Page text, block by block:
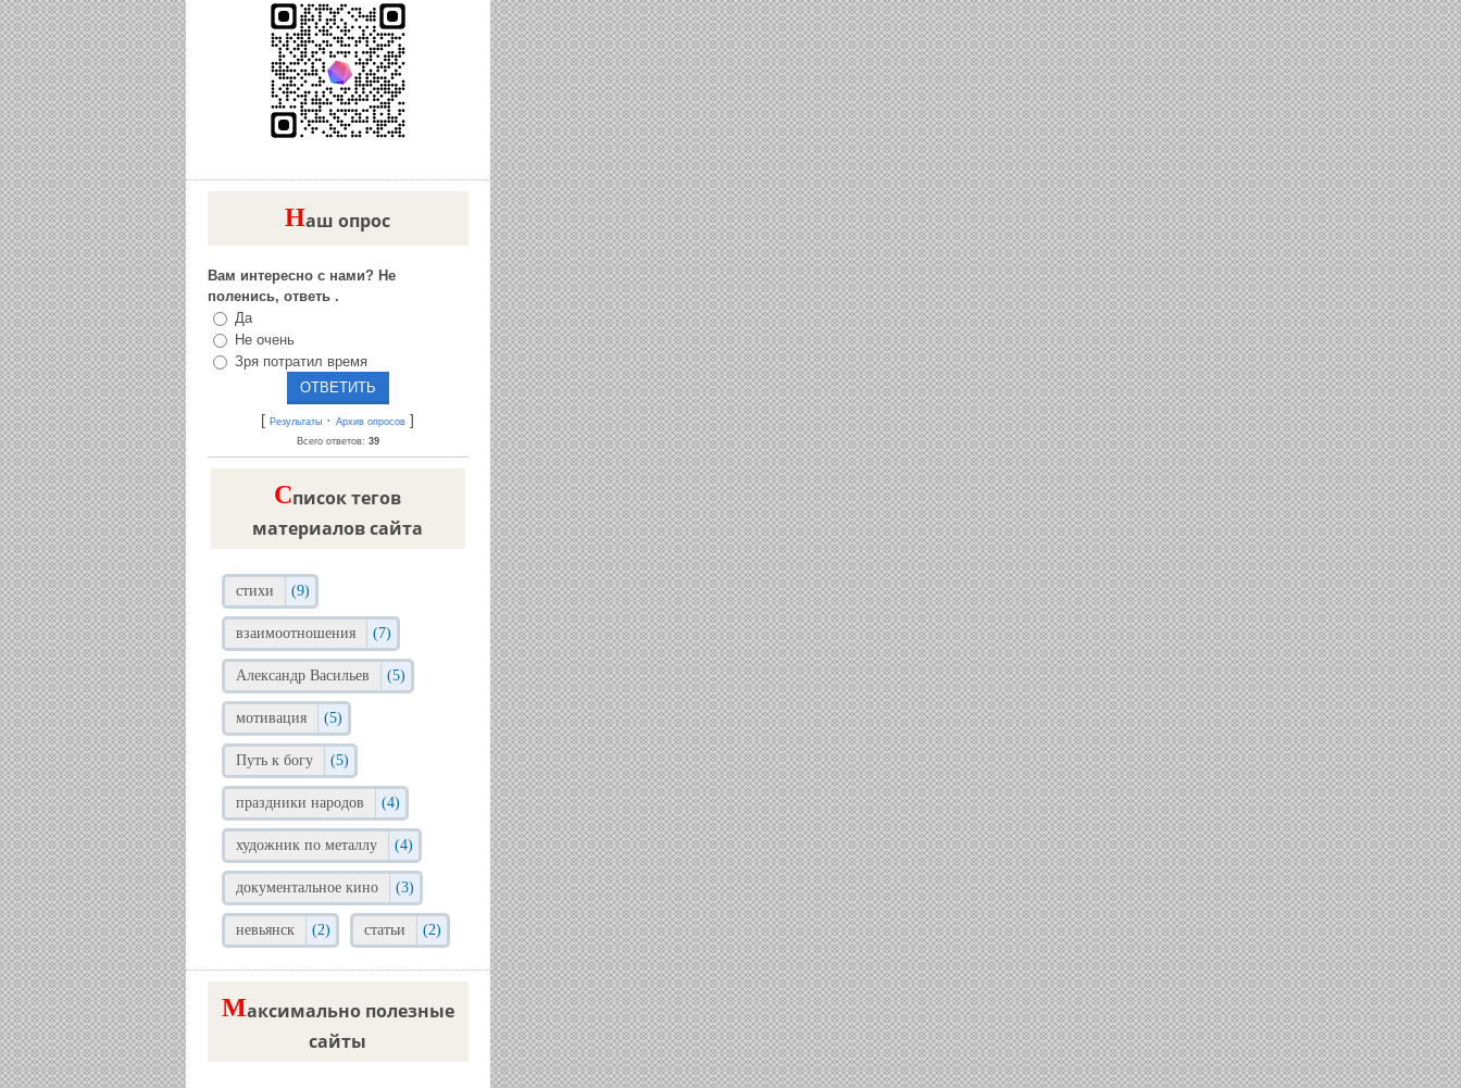
Наш опрос
Вам интересно с нами? Не
поленись, ответь .
Да
Не очень
Зря потратил время
[ Результаты · Архив опросов ]
Всего ответов: 39
Cписок тегов
материалов сайта
стихи (9)
взаимоотношения (7)
Александр Васильев (5)
мотивация (5)
Путь к богу (5)
праздники народов (4)
художник по металлу (4)
документальное кино (3)
невьянск (2) статьи (2)
Максимально полезные
сайты